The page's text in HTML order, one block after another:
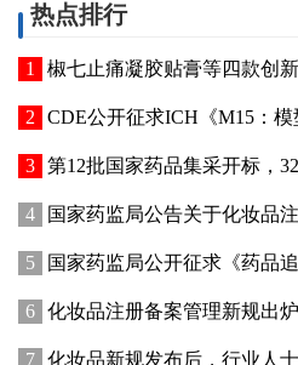
热点排行
椒七止痛凝胶贴膏等四款创
CDE公开征求ICH《M15：模型引导的药物研发
第12批国家药品集采开标，
国家药监局公告关于化妆品
国家药监局公开征求《药品追溯系统基本
化妆品注册备案管理新规出炉
化妆品新规发布后，行业人